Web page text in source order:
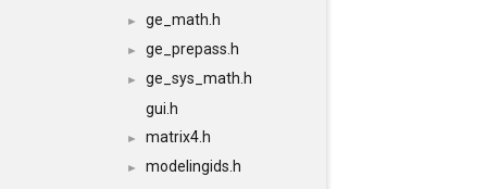
► ge_math.h
► ge_prepass.h
►
ge_sys_math.h
gui.h
► matrix4.h
►
modelingids.h